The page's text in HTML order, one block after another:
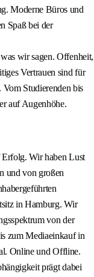
Moderne Büros und
Spaß bei der
wir sagen. Offenheit,
Vertrauen sind für
Vom Studierenden bis
auf Augenhöhe.
Wir haben Lust
und von großen
in Hamburg. Wir
von der
zum Mediaeinkauf in
Online und Offline.
prägt dabei